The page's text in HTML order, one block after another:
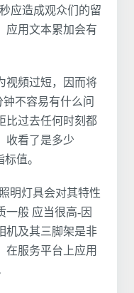
应造成观众们的留
应用文本累加会有
视頻过短，因而将
不容易有什么问
比过去任何时刻都
收看了是多少
值。
明灯具会对其特性
一般 应当很高-因
机及其三脚架是非
在服务平台上应用